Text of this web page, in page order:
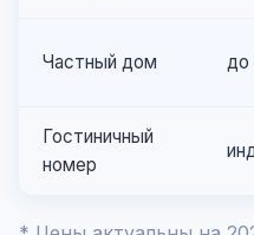
Частный дом до
Гостиничный
номер